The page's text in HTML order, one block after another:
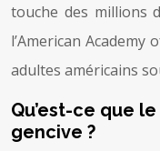
touche des millions
l’American
adultes américains
Qu’est-ce que
gencive ?